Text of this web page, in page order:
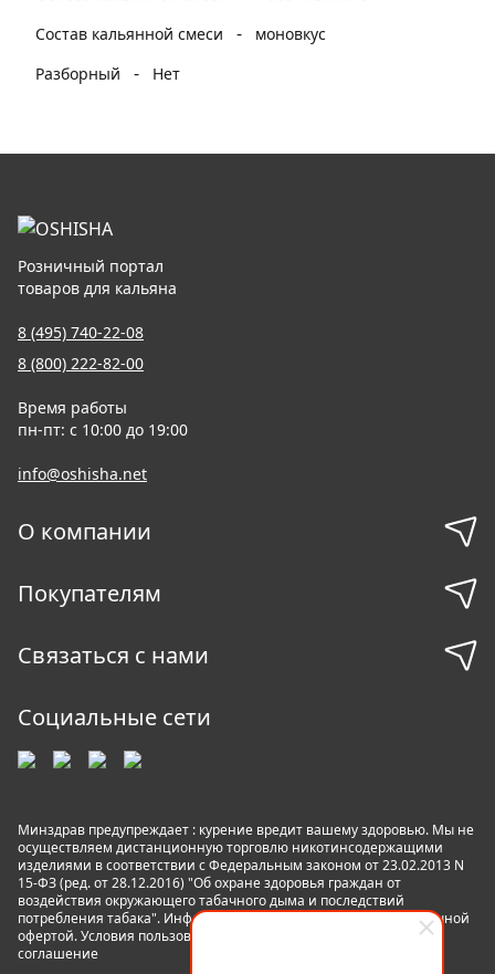
Состав кальянной смеси
-
моновкус
Разборный
- Нет
Розничный портал
товаров для кальяна
8 (495) 740-22-08
8 (800) 222-82-00
Время работы
пн-пт: с 10:00 до 19:00
info@oshisha.net
О компании
Покупателям
Связаться с нами
Социальные сети
Минздрав предупреждает : курение вредит вашему здоровью. Мы не
осуществляем дистанционную торговлю никотинсодержащими
изделиями в соответствии с Федеральным законом от 23.02.2013 N
15-ФЗ (ред. от 28.12.2016) "Об охране здоровья граждан от
воздействия окружающего табачного дыма и последствий
потребления табака". Информация на сайте не является публичной
офертой. Условия пользования сайтом
соглашение